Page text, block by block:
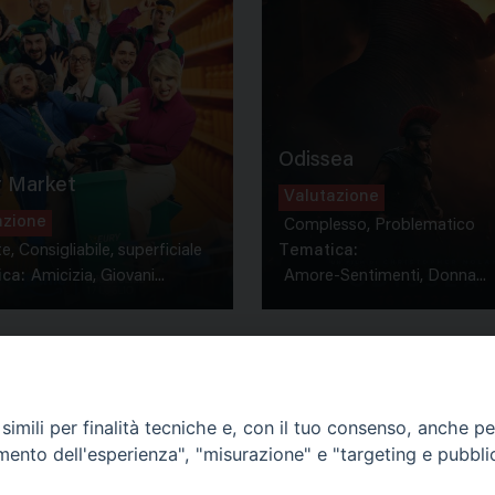
Market
Consigliabile, superficiale
Amicizia, Giovani...
Odissea
Valutazione
Complesso, Problematico
Tematica:
Amore-Sentimenti, Donna...
Contatti & Info
per finalità tecniche e, con il tuo consenso, anche
dell'esperienza", "misurazione" e "targeting e